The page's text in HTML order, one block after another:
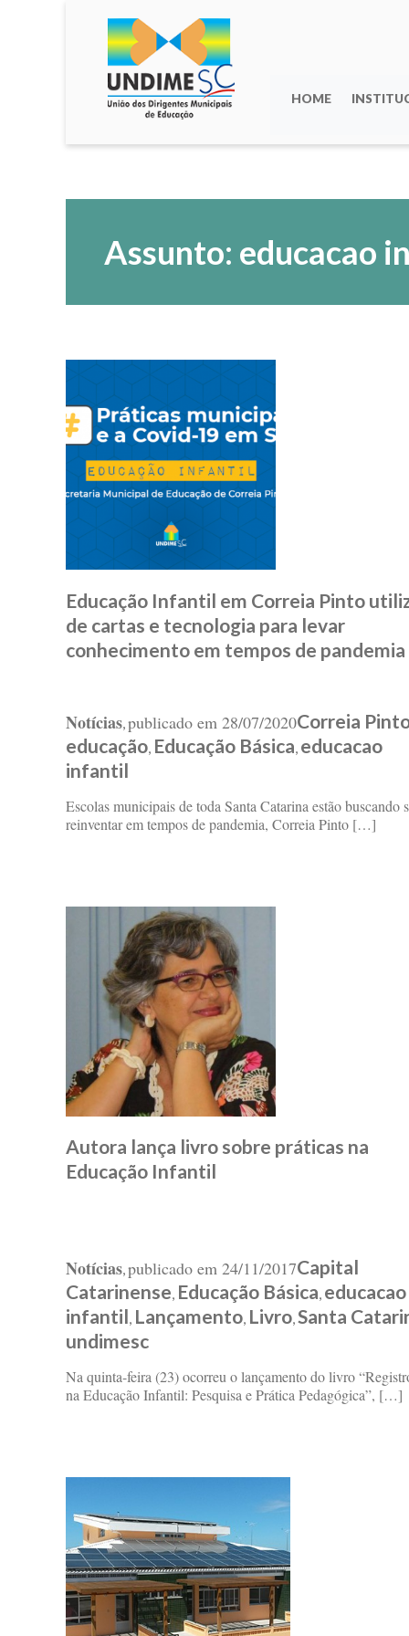
HOME
Assunto: educacao
Educação Infantil em Correia Pinto
de cartas e tecnologia para levar
conhecimento em tempos de pandemia
Notícias publicado em 28/07/2020Correia
educação Educação Básica educacao
infantil
Escolas municipais de toda Santa Catarina estão buscando
reinventar em tempos de pandemia, Correia Pinto […]
Autora lança livro sobre práticas na
Educação Infantil
Notícias,publicado em 24/11/2017Capital
Catarinense, Educação Básica, educacao
infantil, Lançamento, Livro,Santa
undimesc
Na quinta-feira (23) ocorreu o lançamento do livro
na Educação Infantil: Pesquisa e Prática Pedagógica”, […]